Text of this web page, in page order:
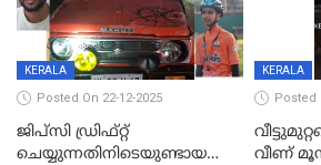
KERALA
Posted On 22-12-2025
ജിപ്സി ഡ്രിഫ്റ്റ്
ചെയ്യുന്നതിനിടെയുണ്ടായ
KERALA
Posted
വീണ്